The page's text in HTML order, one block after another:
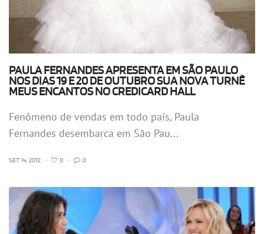
PAULA FERNANDES APRESENTA EM SÃO PAULO
NOS DIAS 19 E 20 DE OUTUBRO SUA NOVA TURNÊ
MEUS ENCANTOS NO CREDICARD HALL
Fenômeno de vendas em todo país, Paula
Fernandes desembarca em São Pau...
SET 14, 2012 • 0 • 0